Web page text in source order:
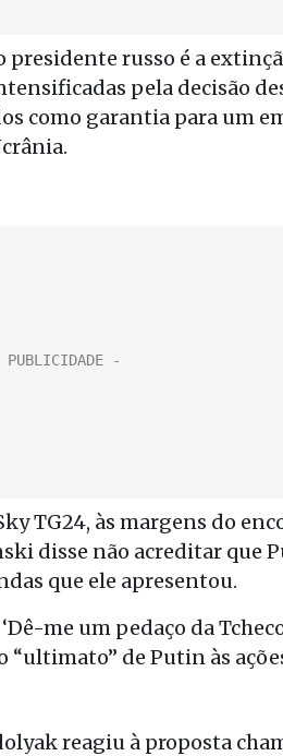
russo é a
pela decisão
como garantia para um
TG24, às margens do
disse não acreditar que
que ele apresentou.
me um pedaço da
“ultimato” de Putin às
reagiu à proposta